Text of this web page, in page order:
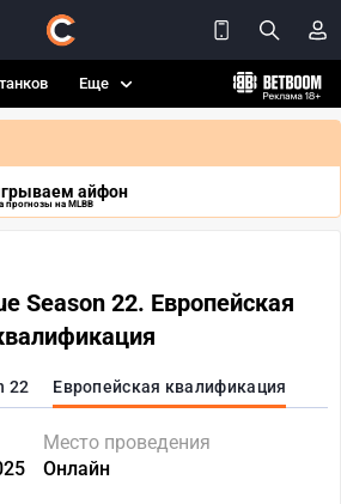
Еще
айфон
прогнозы на MLBB
Season 22. Европейская
22 Европейская квалификация
Место проведения
Онлайн